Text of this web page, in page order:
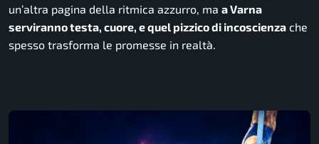
un’altra pagina della ritmica azzurro, ma a Varna
serviranno testa, cuore, e quel pizzico di incoscienza che
spesso trasforma le promesse in realtà.